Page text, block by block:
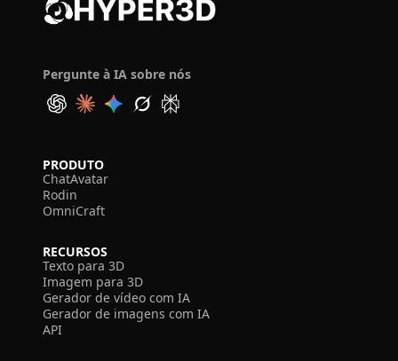
Pergunte à IA sobre nós
PRODUTO
ChatAvatar
Rodin
OmniCraft
RECURSOS
Texto para 3D
Imagem para 3D
Gerador de vídeo com IA
Gerador de imagens com IA
API